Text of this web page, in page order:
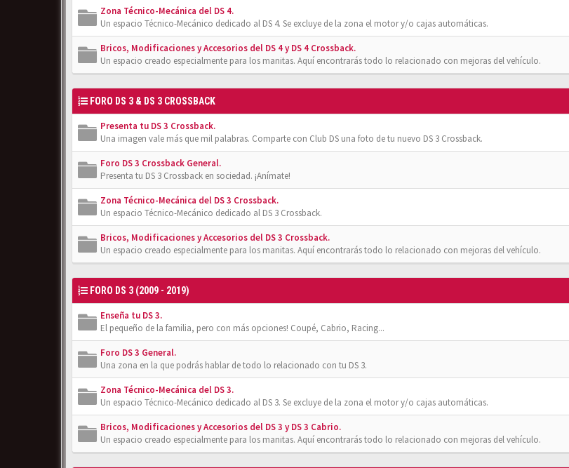
Zona Técnico-Mecánica del DS 4.
Un espacio Técnico-Mecánico dedicado al DS 4. Se excluye de la zona el motor y/o cajas automáticas.
Bricos, Modificaciones y Accesorios del DS 4 y DS 4 Crossback.
Un espacio creado especialmente para los manitas. Aquí encontrarás todo lo relacionado con mejoras del vehículo.
FORO DS 3 & DS 3 CROSSBACK
Presenta tu DS 3 Crossback.
Una imagen vale más que mil palabras. Comparte con Club DS una foto de tu nuevo DS 3 Crossback.
Foro DS 3 Crossback General.
Presenta tu DS 3 Crossback en sociedad. ¡Anímate!
Zona Técnico-Mecánica del DS 3 Crossback.
Un espacio Técnico-Mecánico dedicado al DS 3 Crossback.
Bricos, Modificaciones y Accesorios del DS 3 Crossback.
Un espacio creado especialmente para los manitas. Aquí encontrarás todo lo relacionado con mejoras del vehículo.
FORO DS 3 (2009 - 2019)
Enseña tu DS 3.
El pequeño de la familia, pero con más opciones! Coupé, Cabrio, Racing...
Foro DS 3 General.
Una zona en la que podrás hablar de todo lo relacionado con tu DS 3.
Zona Técnico-Mecánica del DS 3.
Un espacio Técnico-Mecánico dedicado al DS 3. Se excluye de la zona el motor y/o cajas automáticas.
Bricos, Modificaciones y Accesorios del DS 3 y DS 3 Cabrio.
Un espacio creado especialmente para los manitas. Aquí encontrarás todo lo relacionado con mejoras del vehículo.